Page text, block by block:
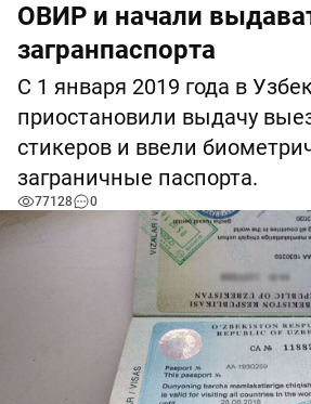
ОВИР и начали
загранпаспорта
С 1 января 2019 года в
приостановили выдачу
стикеров и ввели
заграничные паспорта.
77128 0